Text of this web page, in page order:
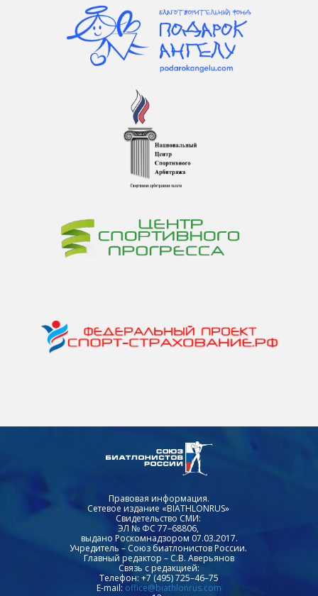
Правовая информация.
Сетевое издание «BIATHLONRUS»
Свидетельство СМИ:
ЭЛ № ФС 77–68806,
выдано Роскомнадзором 07.03.2017.
Учредитель – Союз биатлонистов России.
Главный редактор – С.В. Аверьянов
Связь с редакцией:
Телефон: +7 (495) 725–46–75
E-mail: office@biathlonrus.com